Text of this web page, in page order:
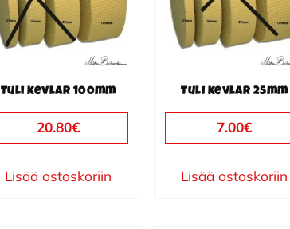
Tuli kevlar 100mm
20.80€
Lisää ostoskoriin
Tuli kevlar 25mm
7.00€
Lisää ostoskoriin